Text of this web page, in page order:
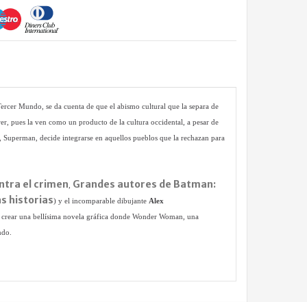
Mundo, se da cuenta de que el abismo cultural que la separa de
pues la ven como un producto de la cultura occidental, a pesar de
decide integrarse en aquellos pueblos que la rechazan para
el crimen Grandes autores de Batman:
historias) y el incomparable dibujante Alex
crear una bellísima novela gráfica donde Wonder Woman, una